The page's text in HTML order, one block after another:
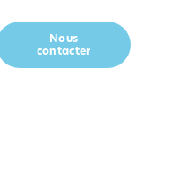
Nous
contacter